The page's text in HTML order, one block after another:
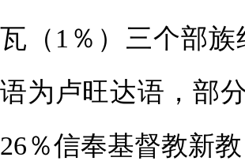
瓦（1％）三个部
语为卢旺达语，部
26％信奉基督教新